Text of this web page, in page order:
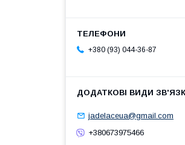
+380 (93) 044-36-87
jadelaceua@gmail.com
+380673975466